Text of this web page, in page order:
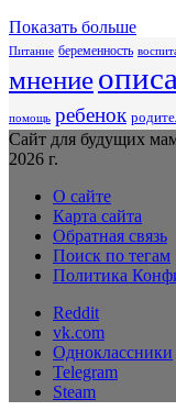
Показать больше
Питание беременность
мнение
помощь ребенок
Сайт для будущих
2026 г.
О сайте
Карта сайта
Обратная связь
Поиск по тегам
Политика
Reddit
vk.com
Одноклассники
Telegram
Steam